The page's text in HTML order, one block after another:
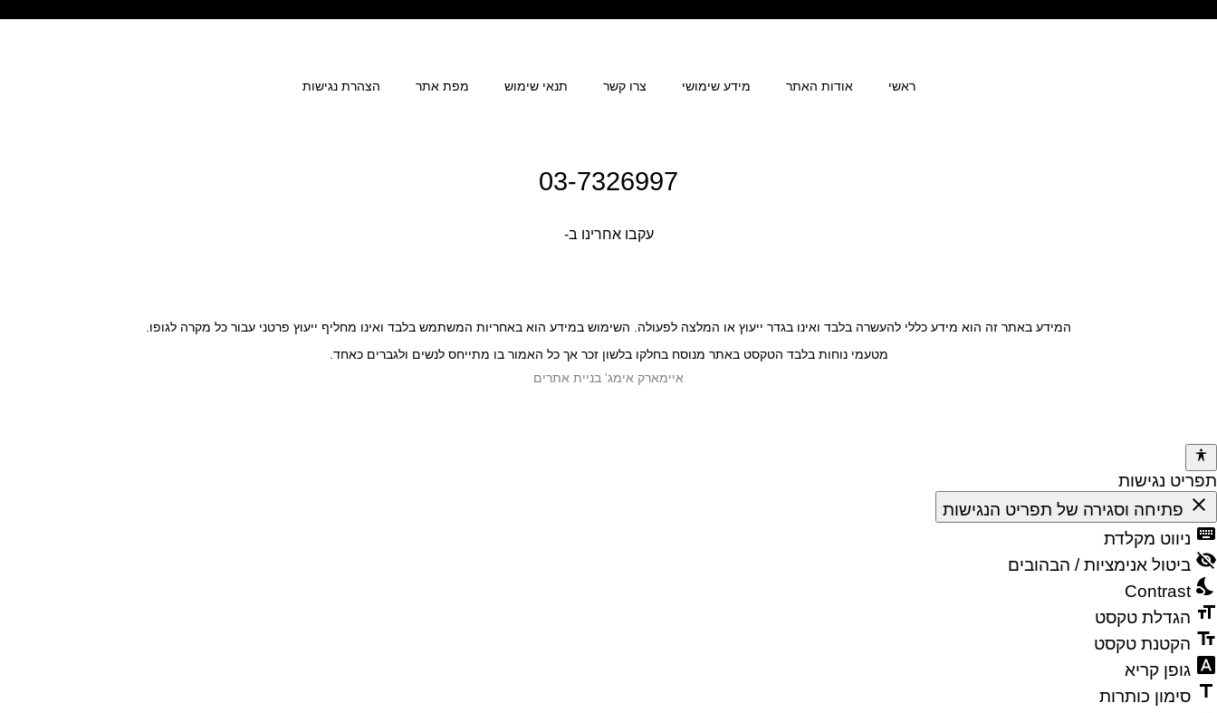
ראשי אודות האתר מידע שימושי צרו קשר תנאי שימוש מפת אתר הצהרת נגישות
03-7326997
עקבו אחרינו ב-
המידע באתר זה הוא מידע כללי להעשרה בלבד ואינו בגדר ייעוץ או המלצה לפעולה. השימוש במידע הוא באחריות המשתמש בלבד ואינו מחליף ייעוץ פרטני עבור כל מקרה לגופו.
מטעמי נוחות בלבד הטקסט באתר מנוסח בחלקו בלשון זכר אך כל האמור בו מתייחס לנשים ולגברים כאחד.
איימארק אימג' בניית אתרים
תפריט נגישות
close פתיחה וסגירה של תפריט הנגישות
keyboard ניווט מקלדת
visibility_off ביטול אנימציות / הבהובים
nights_stay
Contrast
format_size הגדלת טקסט
text_fields הקטנת טקסט
font_download גופן קריא
title סימון כותרות